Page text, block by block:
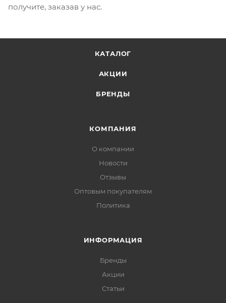
получите, заказав у нас.
КАТАЛОГ
АКЦИИ
БРЕНДЫ
КОМПАНИЯ
О компании
Новости
Отзывы
Оптовым покупателям
Политика
ИНФОРМАЦИЯ
Бренды
Акции
Статьи